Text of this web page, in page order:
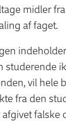
midler fra
af faget.
studerende
vil hele
fra den
falske